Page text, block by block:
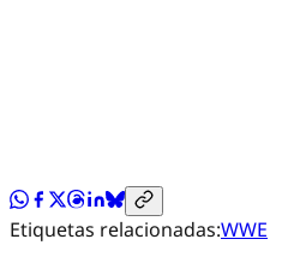
Etiquetas relacionadas:WWE